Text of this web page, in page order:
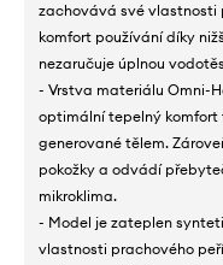
zachovává své vlastnosti
komfort používání díky
nezaručuje úplnou
- Vrstva materiálu Omni-
optimální tepelný komfort
generované tělem.
pokožky a odvádí
mikroklima.
- Model je zateplen
vlastnosti prachového